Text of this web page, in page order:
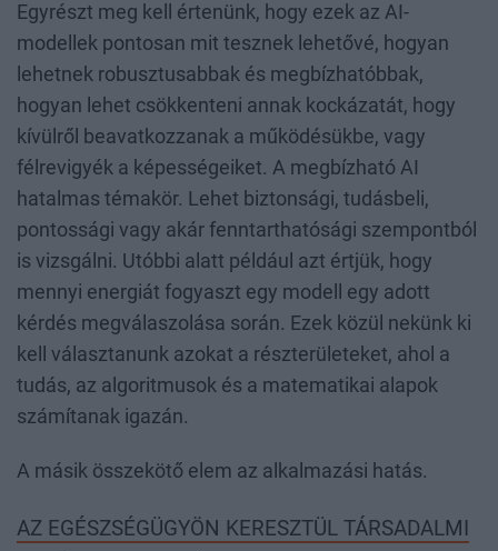
Egyrészt meg kell értenünk, hogy ezek az AI-
modellek pontosan mit tesznek lehetővé, hogyan
lehetnek robusztusabbak és megbízhatóbbak,
hogyan lehet csökkenteni annak kockázatát, hogy
kívülről beavatkozzanak a működésükbe, vagy
félrevigyék a képességeiket. A megbízható AI
hatalmas témakör. Lehet biztonsági, tudásbeli,
pontossági vagy akár fenntarthatósági szempontból
is vizsgálni. Utóbbi alatt például azt értjük, hogy
mennyi energiát fogyaszt egy modell egy adott
kérdés megválaszolása során. Ezek közül nekünk ki
kell választanunk azokat a részterületeket, ahol a
tudás, az algoritmusok és a matematikai alapok
számítanak igazán.
A másik összekötő elem az alkalmazási hatás.
AZ EGÉSZSÉGÜGYÖN KERESZTÜL TÁRSADALMI